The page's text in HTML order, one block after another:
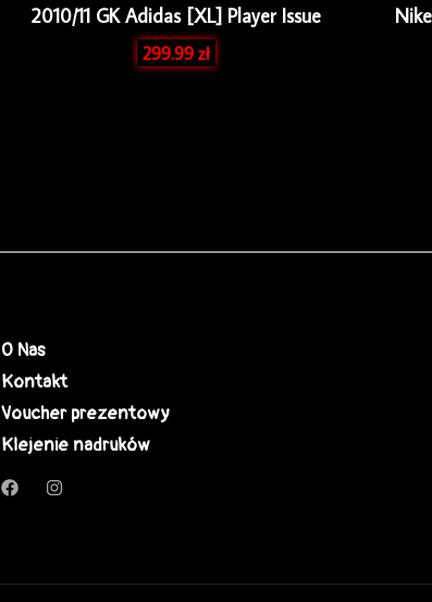
2010/11 GK Adidas [XL] Player Issue
299.99zł
O Nas
Kontakt
Voucher prezentowy
Klejenie nadruków